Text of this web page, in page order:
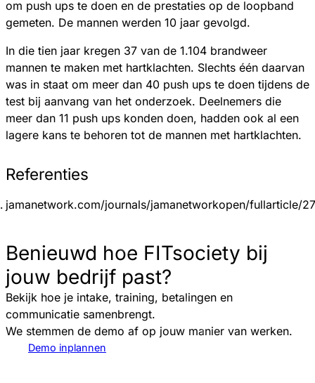
om push ups te doen en de prestaties op de loopband
gemeten. De mannen werden 10 jaar gevolgd.
In die tien jaar kregen 37 van de 1.104 brandweer
mannen te maken met hartklachten. Slechts één daarvan
was in staat om meer dan 40 push ups te doen tijdens de
test bij aanvang van het onderzoek. Deelnemers die
meer dan 11 push ups konden doen, hadden ook al een
lagere kans te behoren tot de mannen met hartklachten.
Referenties
jamanetwork.com/journals/jamanetworkopen/fullarticle/
Benieuwd hoe FITsociety bij
jouw bedrijf past?
Bekijk hoe je intake, training, betalingen en
communicatie samenbrengt.
We stemmen de demo af op jouw manier van werken.
Demo inplannen